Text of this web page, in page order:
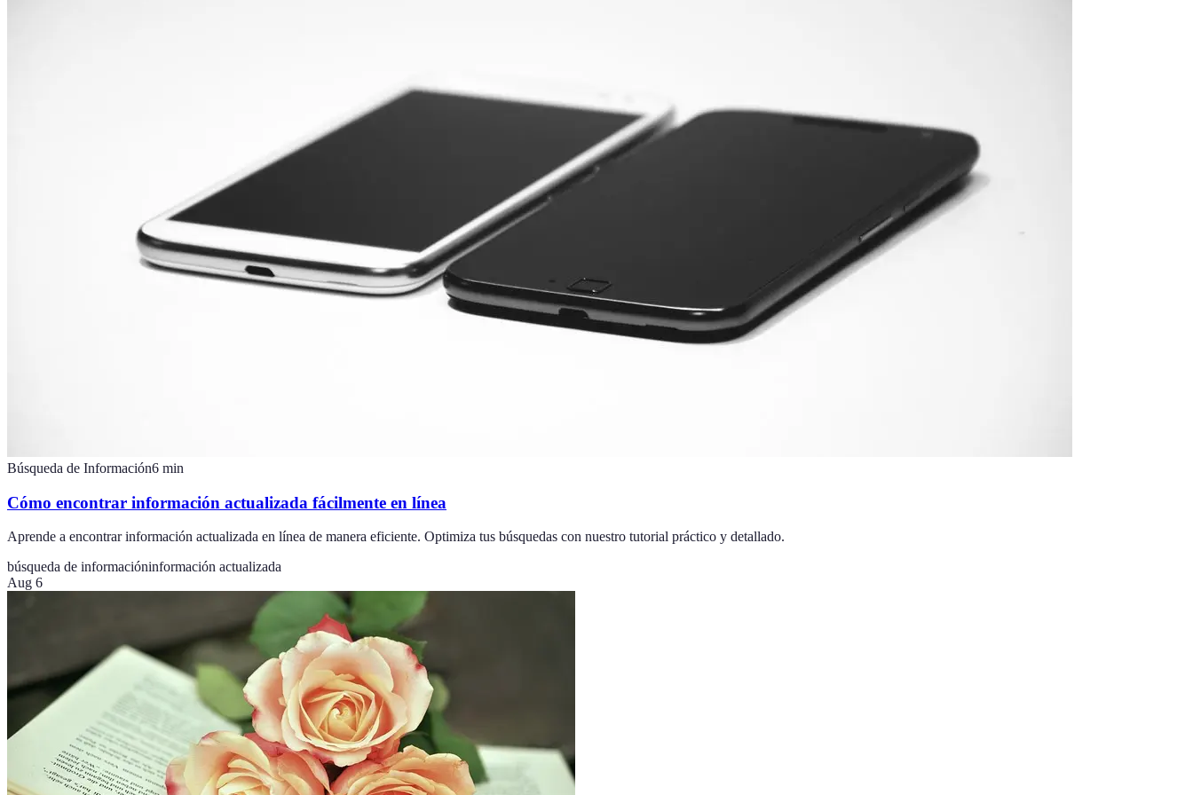
Búsqueda de Información6 min
Cómo encontrar información actualizada fácilmente en línea
Aprende a encontrar información actualizada en línea de manera eficiente. Optimiza tus búsquedas con nuestro tutorial práctico y detallado.
búsqueda de informacióninformación actualizada
Aug 6